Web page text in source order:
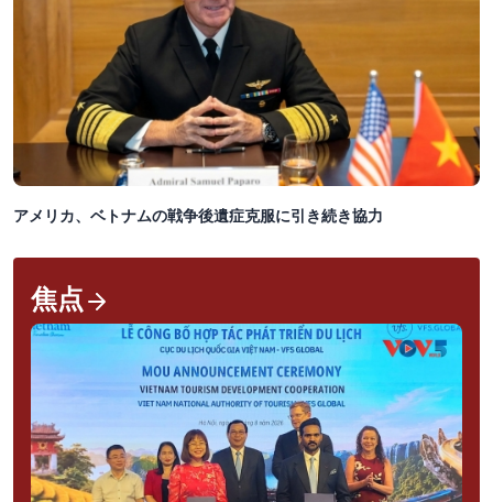
アメリカ、ベトナムの戦争後遺症克服に引き続き協力
焦点